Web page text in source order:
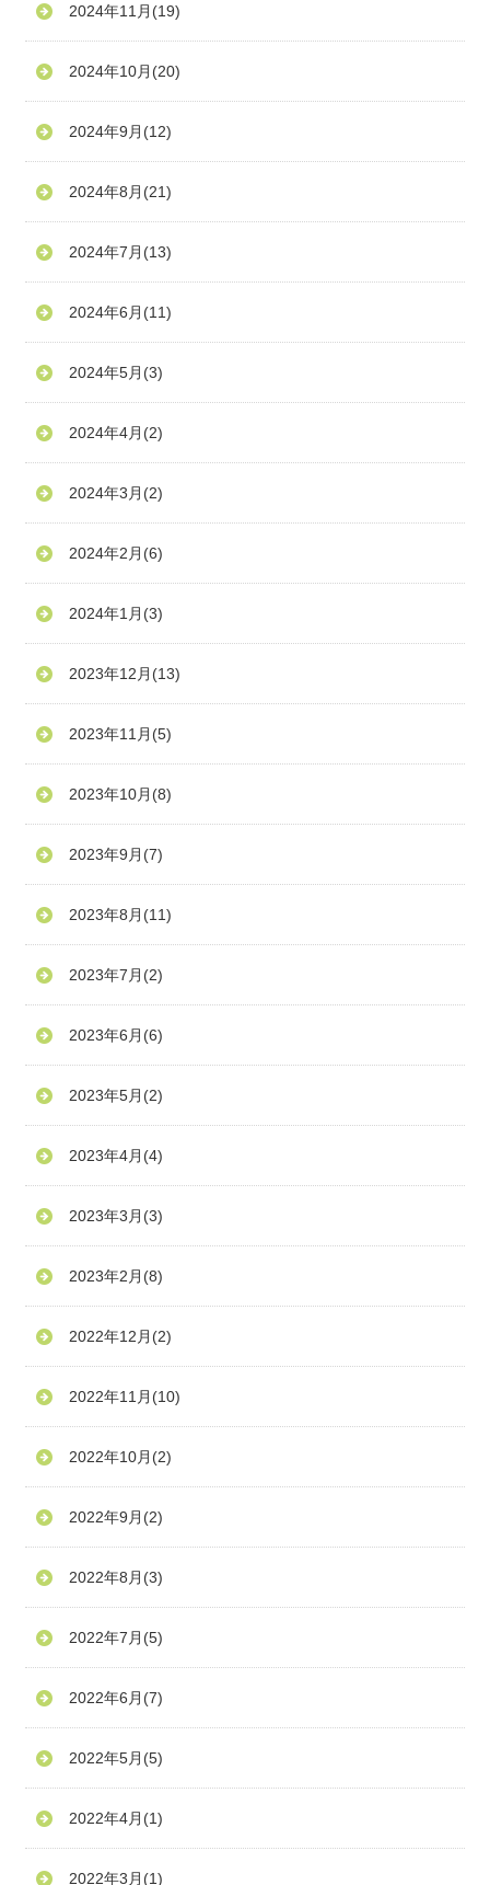
2024年11月 (19)
2024年10月 (20)
2024年9月 (12)
2024年8月 (21)
2024年7月 (13)
2024年6月 (11)
2024年5月 (3)
2024年4月 (2)
2024年3月 (2)
2024年2月 (6)
2024年1月 (3)
2023年12月 (13)
2023年11月 (5)
2023年10月 (8)
2023年9月 (7)
2023年8月 (11)
2023年7月 (2)
2023年6月 (6)
2023年5月 (2)
2023年4月 (4)
2023年3月 (3)
2023年2月 (8)
2022年12月 (2)
2022年11月 (10)
2022年10月 (2)
2022年9月 (2)
2022年8月 (3)
2022年7月 (5)
2022年6月 (7)
2022年5月 (5)
2022年4月 (1)
2022年3月 (1)